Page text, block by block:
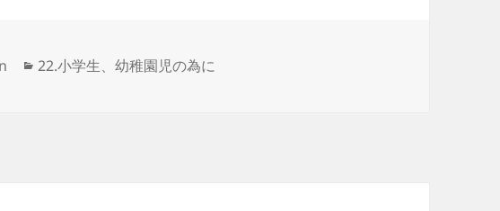
カ
22.小学生、幼稚園児の為に